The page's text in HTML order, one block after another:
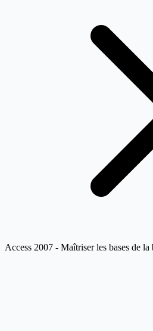
Access 2007 - Maîtriser les bases de la